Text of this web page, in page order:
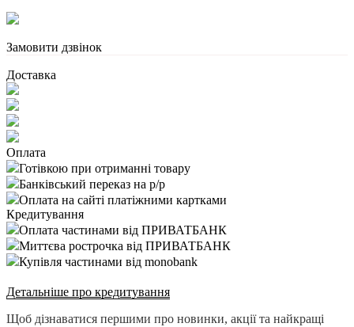
Замовити дзвінок
Доставка
Оплата
Готівкою при отриманні товару
Банківський переказ на р/р
Оплата на сайті платіжними картками
Кредитування
Оплата частинами від ПРИВАТБАНК
Миттєва рострочка від ПРИВАТБАНК
Купівля частинами від monobank
Детальніше про кредитування
Щоб дізнаватися першими про новинки, акції та найкращі